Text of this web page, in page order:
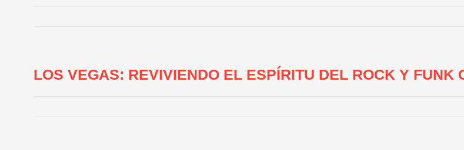
LOS VEGAS: REVIVIENDO EL ESPÍRITU DEL ROCK Y FUNK